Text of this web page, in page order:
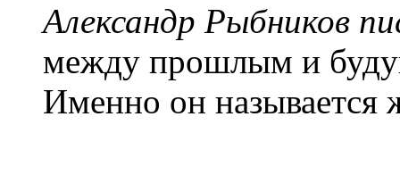
Александр Рыбников
между прошлым и
Именно он называется